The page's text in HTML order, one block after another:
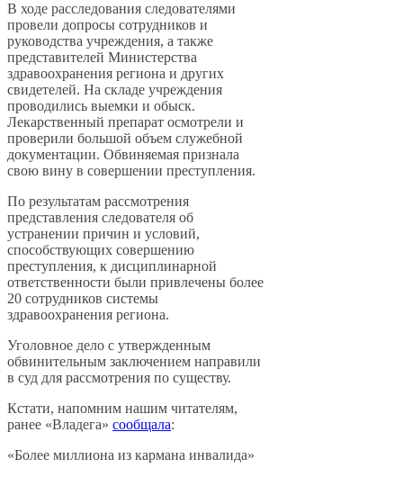
В ходе расследования следователями
провели допросы сотрудников и
руководства учреждения, а также
представителей Министерства
здравоохранения региона и других
свидетелей. На складе учреждения
проводились выемки и обыск.
Лекарственный препарат осмотрели и
проверили большой объем служебной
документации. Обвиняемая признала
свою вину в совершении преступления.
По результатам рассмотрения
представления следователя об
устранении причин и условий,
способствующих совершению
преступления, к дисциплинарной
ответственности были привлечены более
20 сотрудников системы
здравоохранения региона.
Уголовное дело с утвержденным
обвинительным заключением направили
в суд для рассмотрения по существу.
Кстати, напомним нашим читателям,
ранее «Владега» сообщала:
«Более миллиона из кармана инвалида»